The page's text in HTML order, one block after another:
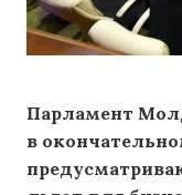
Парламент
в